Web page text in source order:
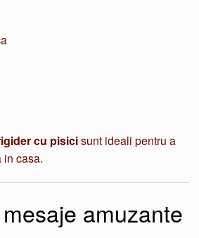
cu pisicisunt ideali pentru a
in casa.
amuzante